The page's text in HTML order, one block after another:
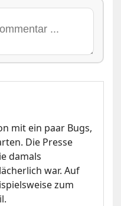
mit ein paar Bugs,
Die Presse
damals
war. Auf
zum